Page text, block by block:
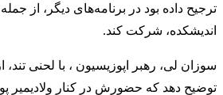
ترجیح داده بود در برنامه‌های دیگر، از
اندیشکده، شرکت کند.
سوزان لی، رهبر اپوزیسیون ، با لحنی تند،
توضیح دهد که حضورش در کنار ولادیمیر